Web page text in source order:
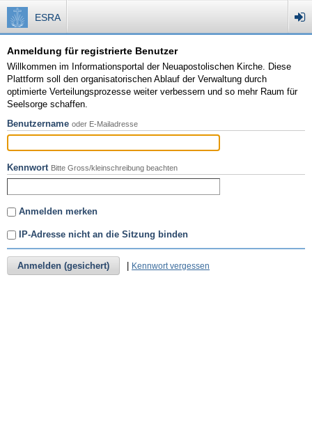
ESRA
Anmeldung für registrierte Benutzer
Willkommen im Informationsportal der Neuapostolischen Kirche. Diese
Plattform soll den organisatorischen Ablauf der Verwaltung durch
optimierte Verteilungsprozesse weiter verbessern und so mehr Raum für
Seelsorge schaffen.
Benutzername oder E-Mailadresse
Kennwort Bitte Gross/kleinschreibung beachten
Anmelden merken
IP-Adresse nicht an die Sitzung binden
Anmelden (gesichert) Kennwort vergessen